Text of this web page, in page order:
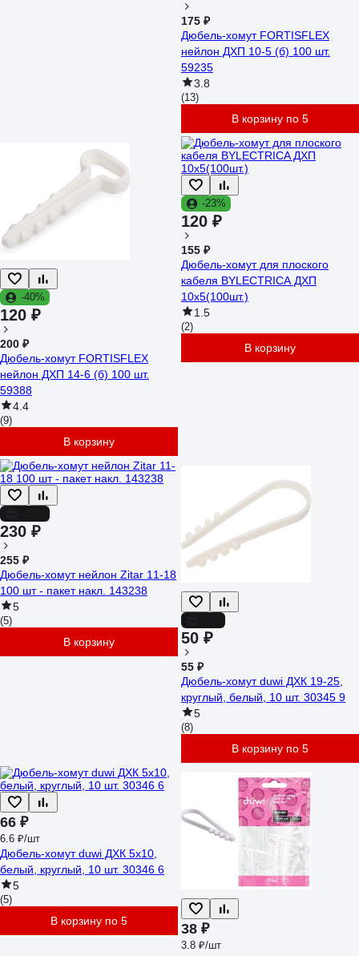
175 ₽
Дюбель-хомут FORTISFLEX
нейлон ДХП 10-5 (б) 100 шт.
59235
3.8
(13)
В корзину по 5
-40%
120 ₽
200 ₽
Дюбель-хомут FORTISFLEX
нейлон ДХП 14-6 (б) 100 шт.
59388
4.4
(9)
В корзину
-23%
120 ₽
155 ₽
Дюбель-хомут для плоского
кабеля BYLECTRICA ДХП
10х5(100шт.)
1.5
(2)
В корзину
230 ₽
255 ₽
Дюбель-хомут нейлон Zitar 11-18
100 шт - пакет накл. 143238
5
(5)
В корзину 50 ₽
55 ₽
Дюбель-хомут duwi ДХК 19-25,
круглый, белый, 10 шт. 30345 9
5
(8)
В корзину по 5
66 ₽
6.6 ₽/шт
Дюбель-хомут duwi ДХК 5х10,
белый, круглый, 10 шт. 30346 6
5
(5)
В корзину по 5 38 ₽
3.8 ₽/шт